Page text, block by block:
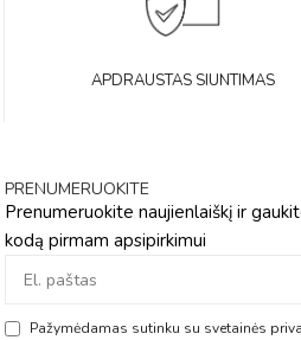
APDRAUSTAS SIUNTIMAS
PRENUMERUOKITE
Prenumeruokite naujienlaiškį ir
kodą pirmam apsipirkimui
Pažymėdamas sutinku su svetainės